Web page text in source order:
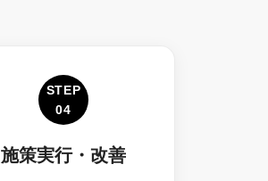
STEP
04
施策実行・改善